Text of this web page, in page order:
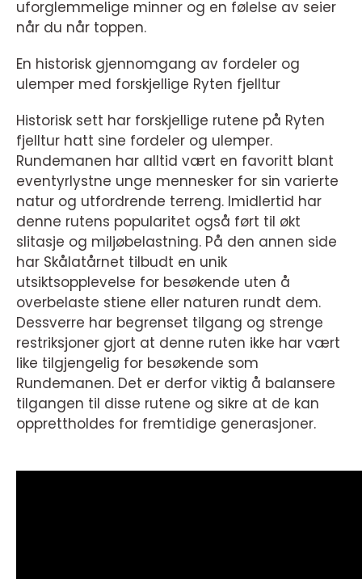
uforglemmelige minner og en følelse av seier
når du når toppen.
En historisk gjennomgang av fordeler og
ulemper med forskjellige Ryten fjelltur
Historisk sett har forskjellige rutene på Ryten
fjelltur hatt sine fordeler og ulemper.
Rundemanen har alltid vært en favoritt blant
eventyrlystne unge mennesker for sin varierte
natur og utfordrende terreng. Imidlertid har
denne rutens popularitet også ført til økt
slitasje og miljøbelastning. På den annen side
har Skålatårnet tilbudt en unik
utsiktsopplevelse for besøkende uten å
overbelaste stiene eller naturen rundt dem.
Dessverre har begrenset tilgang og strenge
restriksjoner gjort at denne ruten ikke har vært
like tilgjengelig for besøkende som
Rundemanen. Det er derfor viktig å balansere
tilgangen til disse rutene og sikre at de kan
opprettholdes for fremtidige generasjoner.